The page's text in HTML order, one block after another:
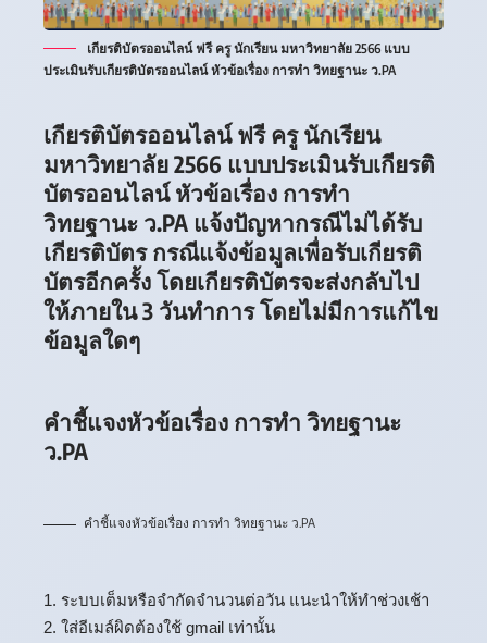
เกียรติบัตรออนไลน์ ฟรี ครู นักเรียน มหาวิทยาลัย 2566 แบบ
ประเมินรับเกียรติบัตรออนไลน์ หัวข้อเรื่อง การทำ วิทยฐานะ ว.PA
เกียรติบัตรออนไลน์ ฟรี ครู นักเรียน
มหาวิทยาลัย 2566 แบบประเมินรับเกียรติ
บัตรออนไลน์ หัวข้อเรื่อง การทำ
วิทยฐานะ ว.PA แจ้งปัญหากรณีไม่ได้รับ
เกียรติบัตร กรณีแจ้งข้อมูลเพื่อรับเกียรติ
บัตรอีกครั้ง โดยเกียรติบัตรจะส่งกลับไป
ให้ภายใน 3 วันทำการ โดยไม่มีการแก้ไข
ข้อมูลใดๆ
คำชี้แจงหัวข้อเรื่อง การทำ วิทยฐานะ
ว.PA
คำชี้แจงหัวข้อเรื่อง การทำ วิทยฐานะ ว.PA
1. ระบบเต็มหรือจำกัดจำนวนต่อวัน แนะนำให้ทำช่วงเช้า
2. ใส่อีเมล์ผิดต้องใช้ gmail เท่านั้น